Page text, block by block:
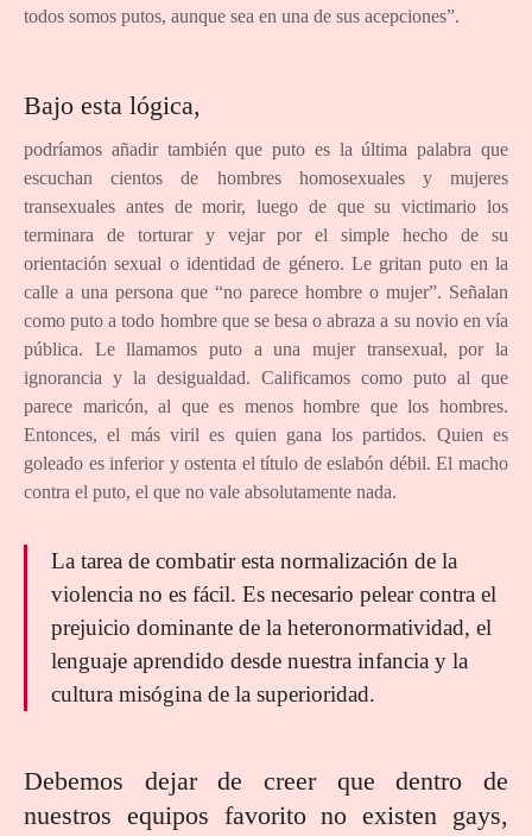
todos somos putos, aunque sea en una de sus acepciones”.
Bajo esta lógica,
podríamos añadir también que puto es la última palabra que
escuchan cientos de hombres homosexuales y mujeres
transexuales antes de morir, luego de que su victimario los
terminara de torturar y vejar por el simple hecho de su
orientación sexual o identidad de género. Le gritan puto en la
calle a una persona que “no parece hombre o mujer”. Señalan
como puto a todo hombre que se besa o abraza a su novio en vía
pública. Le llamamos puto a una mujer transexual, por la
ignorancia y la desigualdad. Calificamos como puto al que
parece maricón, al que es menos hombre que los hombres.
Entonces, el más viril es quien gana los partidos. Quien es
goleado es inferior y ostenta el título de eslabón débil. El macho
contra el puto, el que no vale absolutamente nada.
La tarea de combatir esta normalización de la
violencia no es fácil. Es necesario pelear contra el
prejuicio dominante de la heteronormatividad, el
lenguaje aprendido desde nuestra infancia y la
cultura misógina de la superioridad.
Debemos dejar de creer que dentro de
nuestros equipos favorito no existen gays,